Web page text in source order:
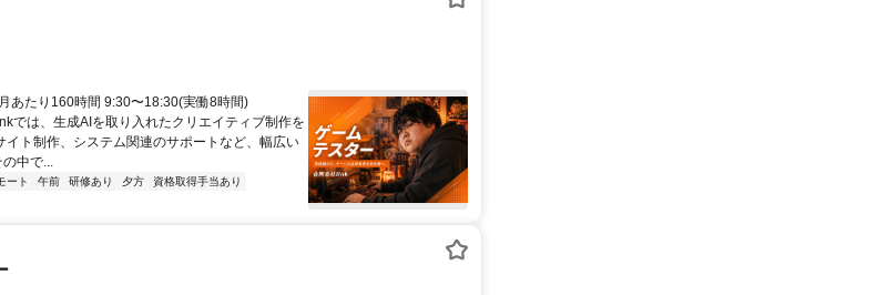
あたり160時間 9:30〜18:30(実働8時間)
では、生成AIを取り入れたクリエイティブ制作を
ト制作、システム関連のサポートなど、幅広い
中で...
ート 午前 研修あり 夕方
資格取得手当あり